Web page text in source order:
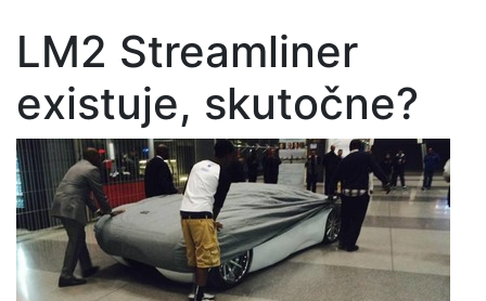
LM2 Streamliner
existuje, skutočne?